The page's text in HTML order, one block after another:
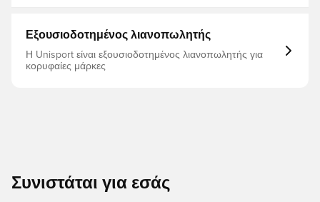
Εξουσιοδοτημένος λιανοπωλητής
Η Unisport είναι εξουσιοδοτημένος λιανοπωλητής για
κορυφαίες μάρκες
Συνιστάται για εσάς